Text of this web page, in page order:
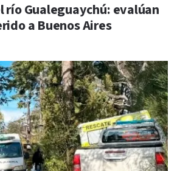
río Gualeguaychú: evalúan
a Buenos Aires